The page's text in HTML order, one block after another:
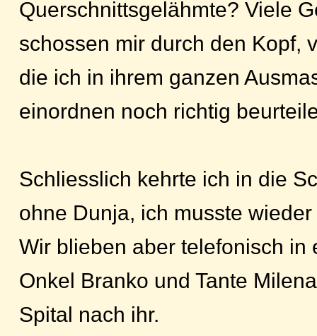
Querschnittsgelähmte? Viele
schossen mir durch den Kopf,
die ich in ihrem ganzen
einordnen noch richtig
Schliesslich kehrte ich in die
ohne Dunja, ich musste
Wir blieben aber telefonisch in
Onkel Branko und Tante
Spital nach ihr.